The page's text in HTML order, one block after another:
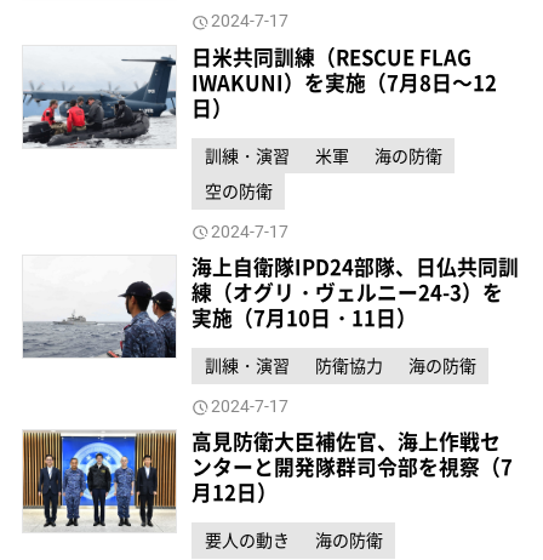
2024-7-17
日米共同訓練（RESCUE FLAG
IWAKUNI）を実施（7月8日～12
日）
訓練・演習 米軍
海の防衛
空の防衛
2024-7-17
海上自衛隊IPD24部隊、日仏共同訓
練（オグリ・ヴェルニー24-3）を
実施（7月10日・11日）
訓練・演習 防衛協力 海の防衛
2024-7-17
高見防衛大臣補佐官、海上作戦セ
ンターと開発隊群司令部を視察（7
月12日）
要人の動き 海の防衛